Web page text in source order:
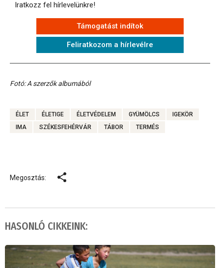
Iratkozz fel hírlevelünkre!
Támogatást indítok
Feliratkozom a hírlevélre
Fotó: A szerzők albumából
ÉLET ÉLETIGE ÉLETVÉDELEM GYÜMÖLCS
IGEKÖR
IMA
SZÉKESFEHÉRVÁR TÁBOR TERMÉS
Megosztás:
HASONLÓ CIKKEINK: